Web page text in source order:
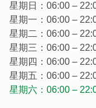
在海边的战车。这座
朝延续至今的宏伟建
场。
星期日：06:00 –
星期一：06:00 –
星期二：06:00 –
星期三：06:00 –
星期四：06:00 –
星期五：06:00 –
星期六：06:00 –